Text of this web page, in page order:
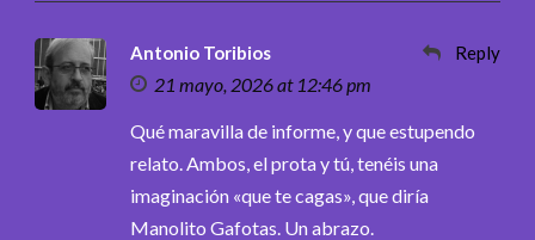
Antonio Toribios
21 mayo, 2026 at 12:46 pm
Reply
Qué maravilla de informe, y que estupendo
relato. Ambos, el prota y tú, tenéis una
imaginación «que te cagas», que diría
Manolito Gafotas. Un abrazo.